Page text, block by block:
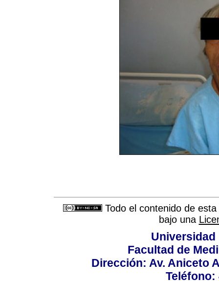
Todo el contenido de
bajo una
Universidad
Facultad de
Dirección: Av. Aniceto
Teléfono: